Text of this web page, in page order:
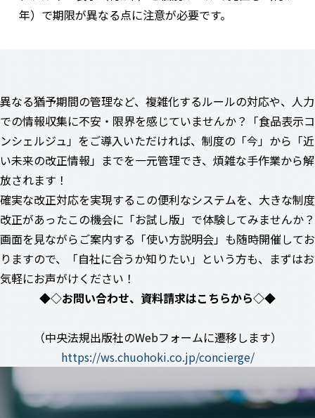
年）で期限が異なる点に注意が必要です。
異なる猶予期間の管理など、複雑化するルールの対応や、人力
での情報収集に不安・限界を感じていませんか？「食品表示コ
ンシェルジュ」をご導入いただければ、制度の「今」から「近
い未来の改正情報」までを一元管理でき、煩雑な手作業から解
放されます！
確実な改正対応を実現するこの便利なシステムを、大きな制度
改正があったこの機会に「お試し版」で体験してみませんか？
画面を見ながらご案内する「使い方説明会」も随時開催してお
りますので、「自社に合うか知りたい」という方も、まずはお
気軽にお声がけください！
◆◇お問い合わせ、資料請求はこちらから◇◆
（中央法規出版社のWebフォームに遷移します）
https://ws.chuohoki.co.jp/concierge/